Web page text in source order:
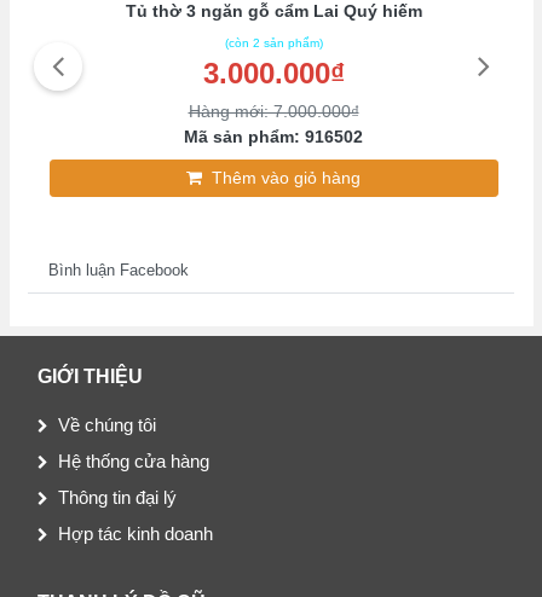
Tủ thờ 3 ngăn gỗ cẩm Lai Quý hiếm
(còn 2 sản phẩm)
3.000.000₫
Hàng mới: 7.000.000₫
Mã sản phẩm: 916502
Thêm vào giỏ hàng
Bình luận Facebook
GIỚI THIỆU
Về chúng tôi
Hệ thống cửa hàng
Thông tin đại lý
Hợp tác kinh doanh